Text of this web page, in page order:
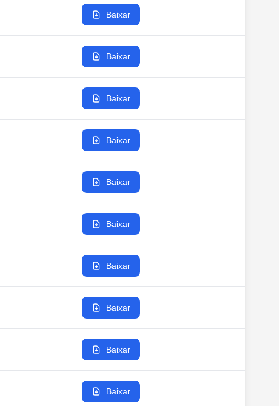
Baixar
Baixar
Baixar
Baixar
Baixar
Baixar
Baixar
Baixar
Baixar
Baixar